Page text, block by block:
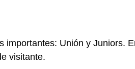
importantes: Unión y Juniors.
visitante.